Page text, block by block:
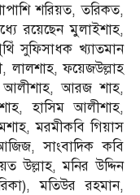
শরিয়ত, তরিকত,
রয়েছেন মুলাইশাহ,
সুফিসাধক খ্যাতমান
ফয়েজউল্লাহ
আলীশাহ, আরজ শাহ,
হাসিম আলীশাহ,
মরমীকবি গিয়াস
সাংবাদিক কবি
উল্লাহ, মনির উদ্দিন
মতিউর রহমান,